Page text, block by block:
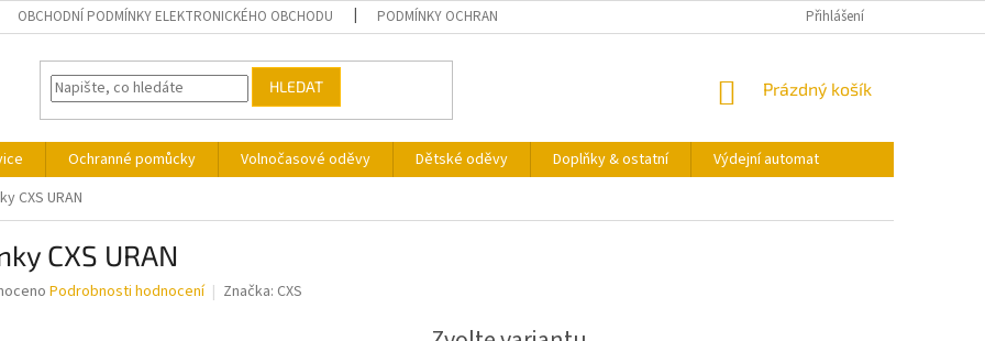
OBCHODNÍ PODMÍNKY ELEKTRONICKÉHO OBCHODU PODMÍNKY OCHRANY OSOBNÍCH ÚDAJŮ VÝDEJNÍ AUTOMAT
Přihlášení
HLEDAT
NÁKUPNÍ
Prázdný košík
Ochranné pomůcky Volnočasové oděvy Dětské oděvy Doplňky & ostatní
Výdejní automat
CXS URAN
CXS URAN
Podrobnosti hodnocení Značka: CXS